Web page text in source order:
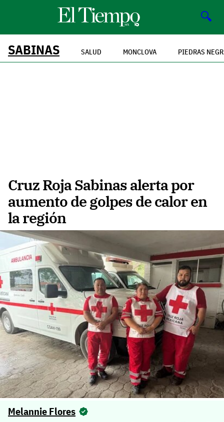
🔍
SABINAS SALUD MONCLOVA PIEDRAS
Cruz Roja Sabinas alerta por
aumento de golpes de calor en
la región
Melannie Flores